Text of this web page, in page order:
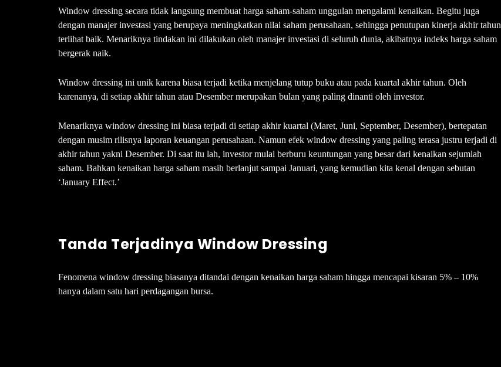
Window dressing secara tidak langsung membuat harga saham-saham unggulan mengalami kenaikan. Begitu juga
dengan manajer investasi yang berupaya meningkatkan nilai saham perusahaan, sehingga penutupan kinerja akhir tahun
terlihat baik. Menariknya tindakan ini dilakukan oleh manajer investasi di seluruh dunia, akibatnya indeks harga saham
bergerak naik.
Window dressing ini unik karena biasa terjadi ketika menjelang tutup buku atau pada kuartal akhir tahun. Oleh
karenanya, di setiap akhir tahun atau Desember merupakan bulan yang paling dinanti oleh investor.
Menariknya window dressing ini biasa terjadi di setiap akhir kuartal (Maret, Juni, September, Desember), bertepatan
dengan musim rilisnya laporan keuangan perusahaan. Namun efek window dressing yang paling terasa justru terjadi di
akhir tahun yakni Desember. Di saat itu lah, investor mulai berburu keuntungan yang besar dari kenaikan sejumlah
saham. Bahkan kenaikan harga saham masih berlanjut sampai Januari, yang kemudian kita kenal dengan sebutan
‘January Effect.’
Tanda Terjadinya Window Dressing
Fenomena window dressing biasanya ditandai dengan kenaikan harga saham hingga mencapai kisaran 5% – 10%
hanya dalam satu hari perdagangan bursa.